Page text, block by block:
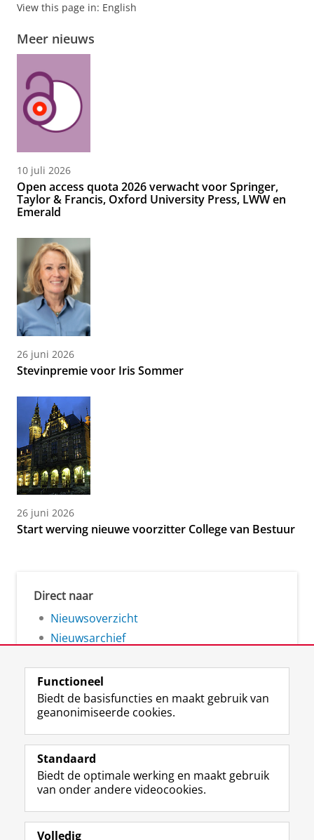
View this page in: English
Meer nieuws
10 juli 2026
Open access quota 2026 verwacht voor Springer,
Taylor & Francis, Oxford University Press, LWW en
Emerald
26 juni 2026
Stevinpremie voor Iris Sommer
26 juni 2026
Start werving nieuwe voorzitter College van Bestuur
Direct naar
Nieuwsoverzicht
Nieuwsarchief
Volg de RUG
F
a
e
b
o
L
i
k
e
I
R
S
-
f
e
I
n
t
r
Y
o
T
e
Studiekiezers
Alumni
Functioneel
Biedt de basisfuncties en maakt gebruik van
geanonimiseerde cookies.
Standaard
Biedt de optimale werking en maakt gebruik
van onder andere videocookies.
Volledig